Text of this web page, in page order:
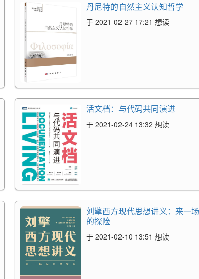
丹尼特的自然主义认知哲学
于 2021-02-27 17:21 想读
活文档：与代码共同演进
于 2021-02-24 13:32 想读
刘擎西方现代思想讲义：来一
的探险
于 2021-02-10 13:51 想读